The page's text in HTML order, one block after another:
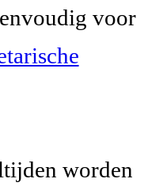
voor
worden